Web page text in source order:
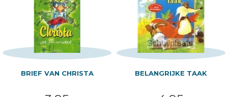
BRIEF VAN CHRISTA BELANGRIJKE TAAK